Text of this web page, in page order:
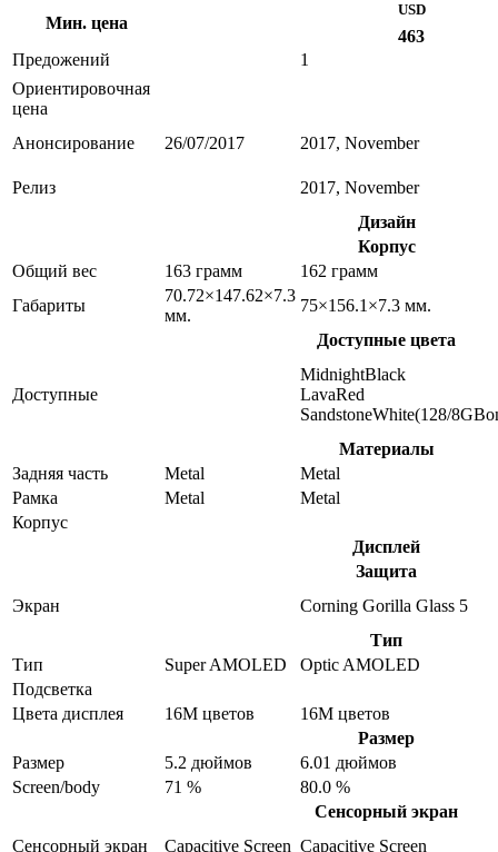
Мин. цена
USD
463
Предожений
1
Ориентировочная
цена
Анонсирование
26/07/2017 2017, November
Релиз
2017, November
Дизайн
Корпус
Общий вес
163 грамм
162 грамм
Габариты
70.72×147.62×7.3
мм.
75×156.1×7.3 мм.
Доступные цвета
Доступные
MidnightBlack
LavaRed
SandstoneWhite(128/
Материалы
Задняя часть
Metal
Metal
Рамка
Metal
Metal
Корпус
Дисплей
Защита
Экран
Corning Gorilla Glass 5
Тип
Тип
Super AMOLED
Optic AMOLED
Подсветка
Цвета дисплея
16M цветов
16M цветов
Размер
Размер
5.2 дюймов
6.01 дюймов
Screen/body
71 %
80.0 %
Сенсорный экран
Сенсорный экран
Capacitive Screen Capacitive Screen